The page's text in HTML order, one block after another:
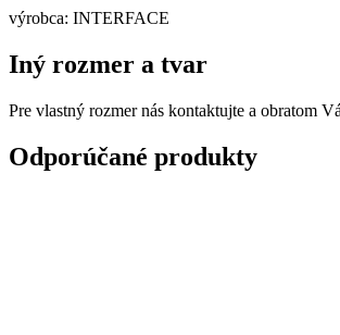
výrobca: INTERFACE
Iný rozmer a tvar
Pre vlastný rozmer nás kontaktujte a obratom
Odporúčané produkty